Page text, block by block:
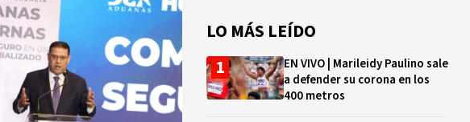
LO MÁS LEÍDO
EN VIVO | Marileidy Paulino sale
a defender su corona en los
400 metros